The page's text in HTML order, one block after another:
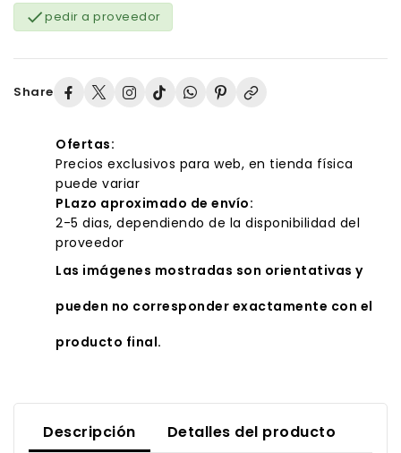
pedir a proveedor
Share
Ofertas:
Precios exclusivos para web, en tienda física
puede variar
PLazo aproximado de envío:
2-5 dias, dependiendo de la disponibilidad del
proveedor
Las imágenes mostradas son orientativas y
pueden no corresponder exactamente con el
producto final.
Descripción Detalles del producto